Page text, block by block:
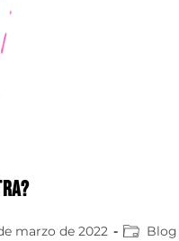
marzo de 2022 Blog